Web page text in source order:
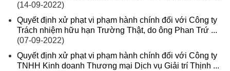
(14-09-2022)
Quyết định xử phạt vi phạm hành chính đối với Công ty
Trách nhiệm hữu hạn Trường Thật, do ông Phan Trứ ...
(07-09-2022)
Quyết định xử phạt vi phạm hành chính đối với Công ty
TNHH Kinh doanh Thương mại Dịch vụ Giải trí Thịnh ...